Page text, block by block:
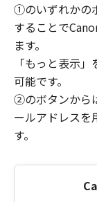
①のいずれかの
することで
ます。
「もっと表示
可能です。
②のボタンから
ールアドレスを
す。